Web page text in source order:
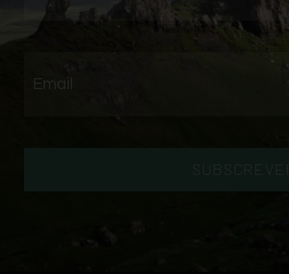
SUBSCREVER